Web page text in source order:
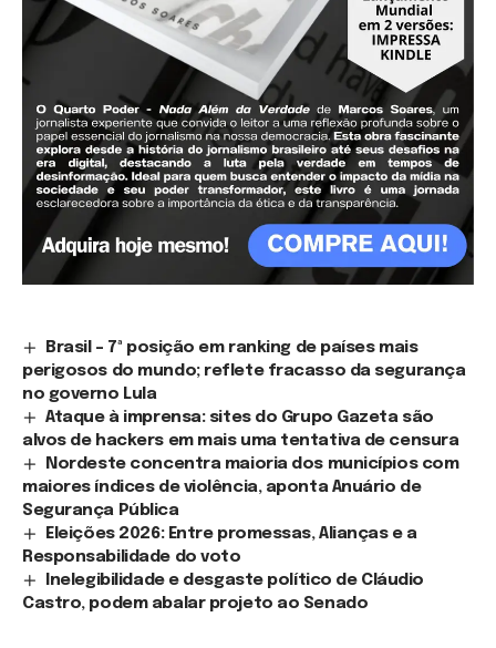
Brasil – 7ª posição em ranking de países mais
perigosos do mundo; reflete fracasso da segurança
no governo Lula
Ataque à imprensa: sites do Grupo Gazeta são
alvos de hackers em mais uma tentativa de censura
Nordeste concentra maioria dos municípios com
maiores índices de violência, aponta Anuário de
Segurança Pública
Eleições 2026: Entre promessas, Alianças e a
Responsabilidade do voto
Inelegibilidade e desgaste político de Cláudio
Castro, podem abalar projeto ao Senado